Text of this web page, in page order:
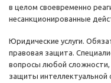
в целом своевременно
несанкционированные
Юридические услуги.
правовая защита.
вопросы любой сложности,
защиты интеллектуальной